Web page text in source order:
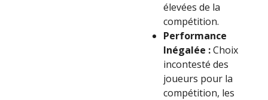
élevées de la
compétition.
Performance
Inégalée :Choix
incontesté des
joueurs pour la
compétition, les